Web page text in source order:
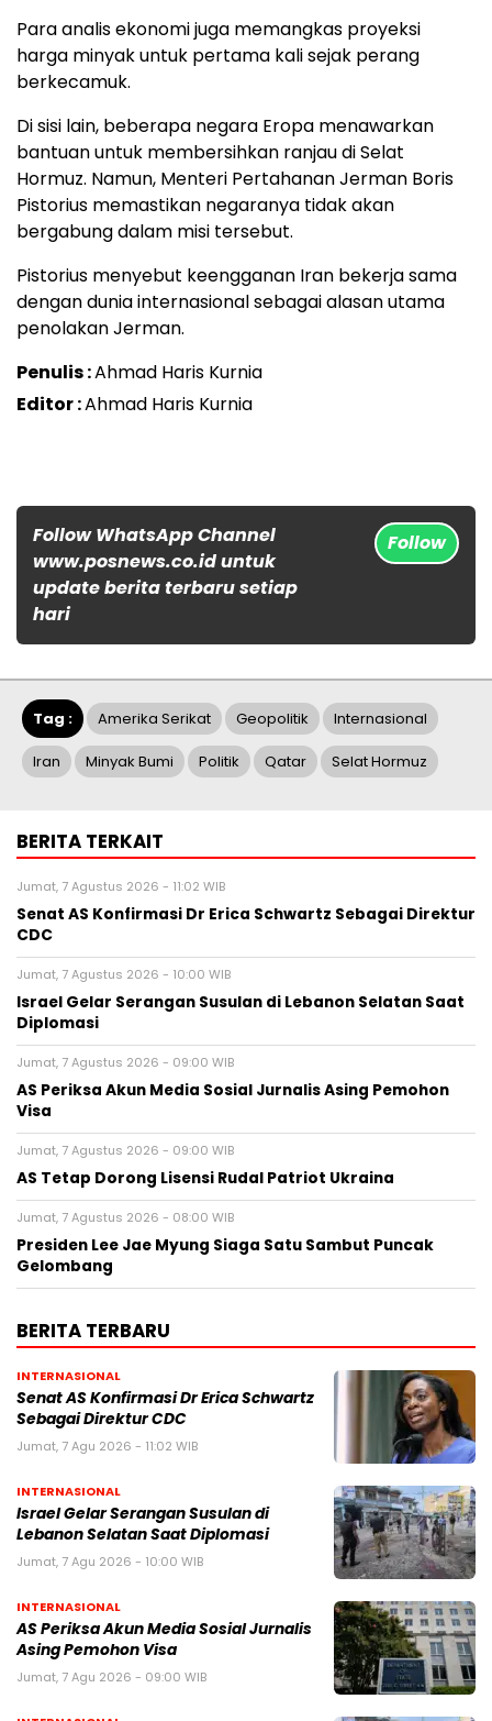
Para analis ekonomi juga memangkas proyeksi
harga minyak untuk pertama kali sejak perang
berkecamuk.
Di sisi lain, beberapa negara Eropa menawarkan
bantuan untuk membersihkan ranjau di Selat
Hormuz. Namun, Menteri Pertahanan Jerman Boris
Pistorius memastikan negaranya tidak akan
bergabung dalam misi tersebut.
Pistorius menyebut keengganan Iran bekerja sama
dengan dunia internasional sebagai alasan utama
penolakan Jerman.
Penulis :Ahmad Haris Kurnia
Editor :Ahmad Haris Kurnia
Follow WhatsApp Channel
www.posnews.co.id untuk
update berita terbaru setiap
hari
Follow
Tag : Amerika Serikat Geopolitik Internasional
Iran Minyak Bumi Politik Qatar Selat Hormuz
BERITA TERKAIT
Jumat, 7 Agustus 2026 - 11:02 WIB
Senat AS Konfirmasi Dr Erica Schwartz Sebagai Direktur
CDC
Jumat, 7 Agustus 2026 - 10:00 WIB
Israel Gelar Serangan Susulan di Lebanon Selatan Saat
Diplomasi
Jumat, 7 Agustus 2026 - 09:00 WIB
AS Periksa Akun Media Sosial Jurnalis Asing Pemohon
Visa
Jumat, 7 Agustus 2026 - 09:00 WIB
AS Tetap Dorong Lisensi Rudal Patriot Ukraina
Jumat, 7 Agustus 2026 - 08:00 WIB
Presiden Lee Jae Myung Siaga Satu Sambut Puncak
Gelombang
BERITA TERBARU
INTERNASIONAL
Senat AS Konfirmasi Dr Erica Schwartz
Sebagai Direktur CDC
Jumat, 7 Agu 2026 - 11:02 WIB
INTERNASIONAL
Israel Gelar Serangan Susulan di
Lebanon Selatan Saat Diplomasi
Jumat, 7 Agu 2026 - 10:00 WIB
INTERNASIONAL
AS Periksa Akun Media Sosial Jurnalis
Asing Pemohon Visa
Jumat, 7 Agu 2026 - 09:00 WIB